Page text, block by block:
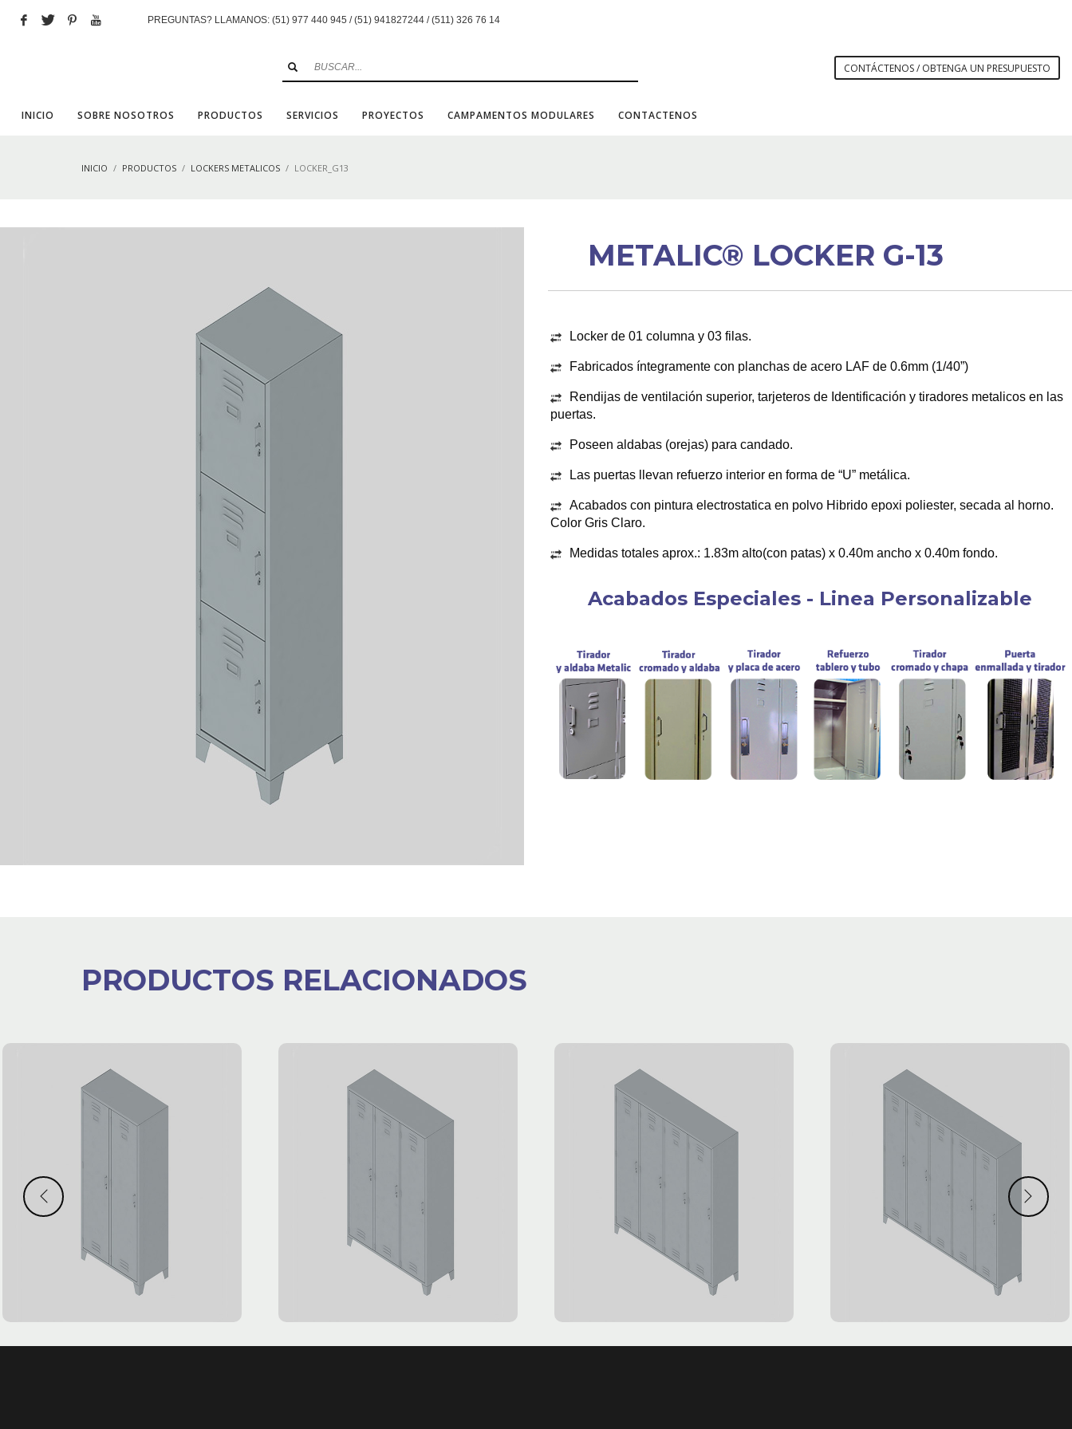
PREGUNTAS? LLAMANOS: (51) 977 440 945 / (51) 941827244 / (511) 326 76 14
CONTÁCTENOS / OBTENGA UN PRESUPUESTO
INICIO SOBRE NOSOTROS PRODUCTOS SERVICIOS PROYECTOS CAMPAMENTOS MODULARES CONTACTENOS
INICIO PRODUCTOS LOCKERS METALICOS LOCKER_G13
METALIC® LOCKER G-13
Locker de 01 columna y 03 filas.
Fabricados íntegramente con planchas de acero LAF de 0.6mm (1/40”)
Rendijas de ventilación superior, tarjeteros de Identificación y tiradores metalicos en las
puertas.
Poseen aldabas (orejas) para candado.
Las puertas llevan refuerzo interior en forma de “U” metálica.
Acabados con pintura electrostatica en polvo Hibrido epoxi poliester, secada al horno.
Color Gris Claro.
Medidas totales aprox.: 1.83m alto(con patas) x 0.40m ancho x 0.40m fondo.
Acabados Especiales - Linea Personalizable
PRODUCTOS RELACIONADOS